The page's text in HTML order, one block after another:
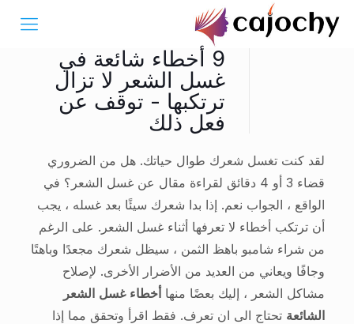
9 أخطاء شائعة في
غسل الشعر لا تزال
ترتكبها - توقف عن
فعل ذلك
لقد كنت تغسل شعرك طوال حياتك. هل من الضروري
قضاء 3 أو 4 دقائق لقراءة مقال عن غسل الشعر؟ في
الواقع ، الجواب نعم. إذا بدا شعرك سيئًا بعد غسله ، يجب
أن ترتكب أخطاء لا تعرفها أثناء غسل الشعر. على الرغم
من شراء شامبو باهظ الثمن ، سيظل شعرك مجعدًا وباهتًا
وجافًا ويعاني من العديد من الأضرار الأخرى. لإصلاح
مشاكل الشعر ، إليك بعضًا منها أخطاء غسل الشعر
الشائعة تحتاج الى ان تعرف. فقط اقرأ وتحقق مما إذا